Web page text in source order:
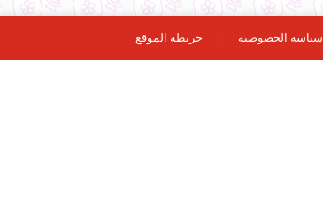
سياسة الخصوصية خريطة الموقع